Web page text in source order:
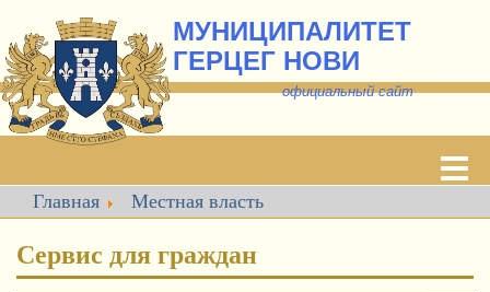
МУНИЦИПАЛИТЕТ
ГЕРЦЕГ НОВИ
официальный сайт
Главная Местная власть
Сервис для граждан